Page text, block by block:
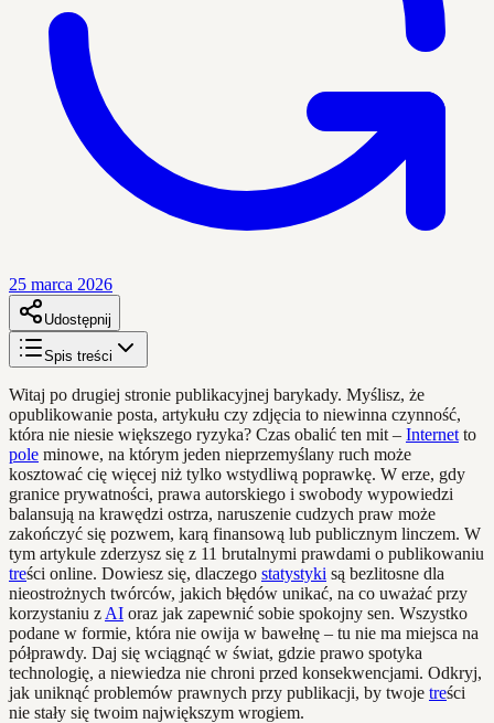
25 marca 2026
Udostępnij
Spis treści
Witaj po drugiej stronie publikacyjnej barykady. Myślisz, że
opublikowanie posta, artykułu czy zdjęcia to niewinna czynność,
która nie niesie większego ryzyka? Czas obalić ten mit – Internet to
pole minowe, na którym jeden nieprzemyślany ruch może
kosztować cię więcej niż tylko wstydliwą poprawkę. W erze, gdy
granice prywatności, prawa autorskiego i swobody wypowiedzi
balansują na krawędzi ostrza, naruszenie cudzych praw może
zakończyć się pozwem, karą finansową lub publicznym linczem. W
tym artykule zderzysz się z 11 brutalnymi prawdami o publikowaniu
treści online. Dowiesz się, dlaczego statystyki są bezlitosne dla
nieostrożnych twórców, jakich błędów unikać, na co uważać przy
korzystaniu z AI oraz jak zapewnić sobie spokojny sen. Wszystko
podane w formie, która nie owija w bawełnę – tu nie ma miejsca na
półprawdy. Daj się wciągnąć w świat, gdzie prawo spotyka
technologię, a niewiedza nie chroni przed konsekwencjami. Odkryj,
jak uniknąć problemów prawnych przy publikacji, by twoje treści
nie stały się twoim największym wrogiem.